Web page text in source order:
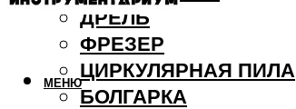
ДРЕЛЬ
ФРЕЗЕР
ЦИРКУЛЯРНАЯ ПИЛА
БОЛГАРКА
МЕНЮ